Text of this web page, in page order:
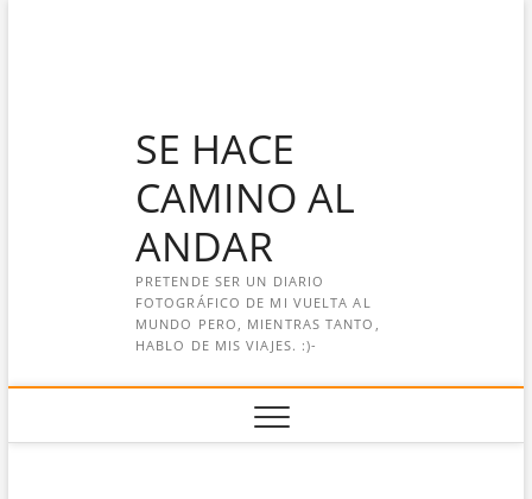
SE HACE
CAMINO AL
ANDAR
PRETENDE SER UN DIARIO
FOTOGRÁFICO DE MI VUELTA AL
MUNDO PERO, MIENTRAS TANTO,
HABLO DE MIS VIAJES. :)-